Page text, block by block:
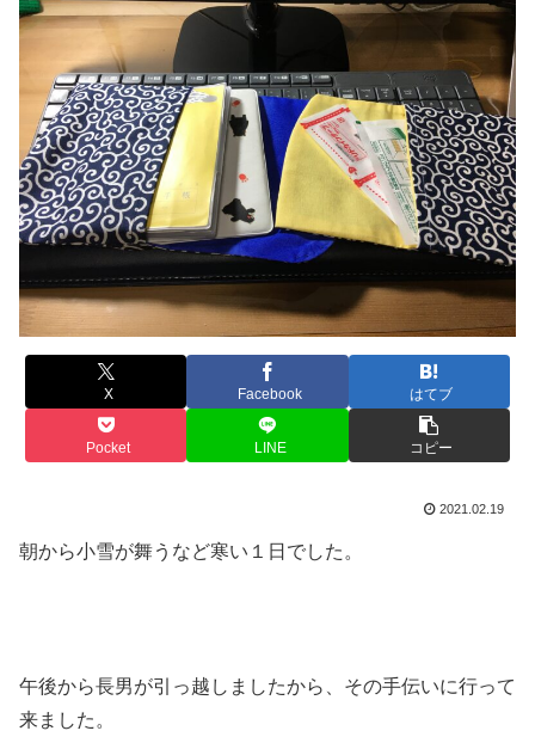
X Facebook はてブ
Pocket LINE コピー
2021.02.19
朝から小雪が舞うなど寒い１日でした。
午後から長男が引っ越しましたから、その手伝いに行って
来ました。